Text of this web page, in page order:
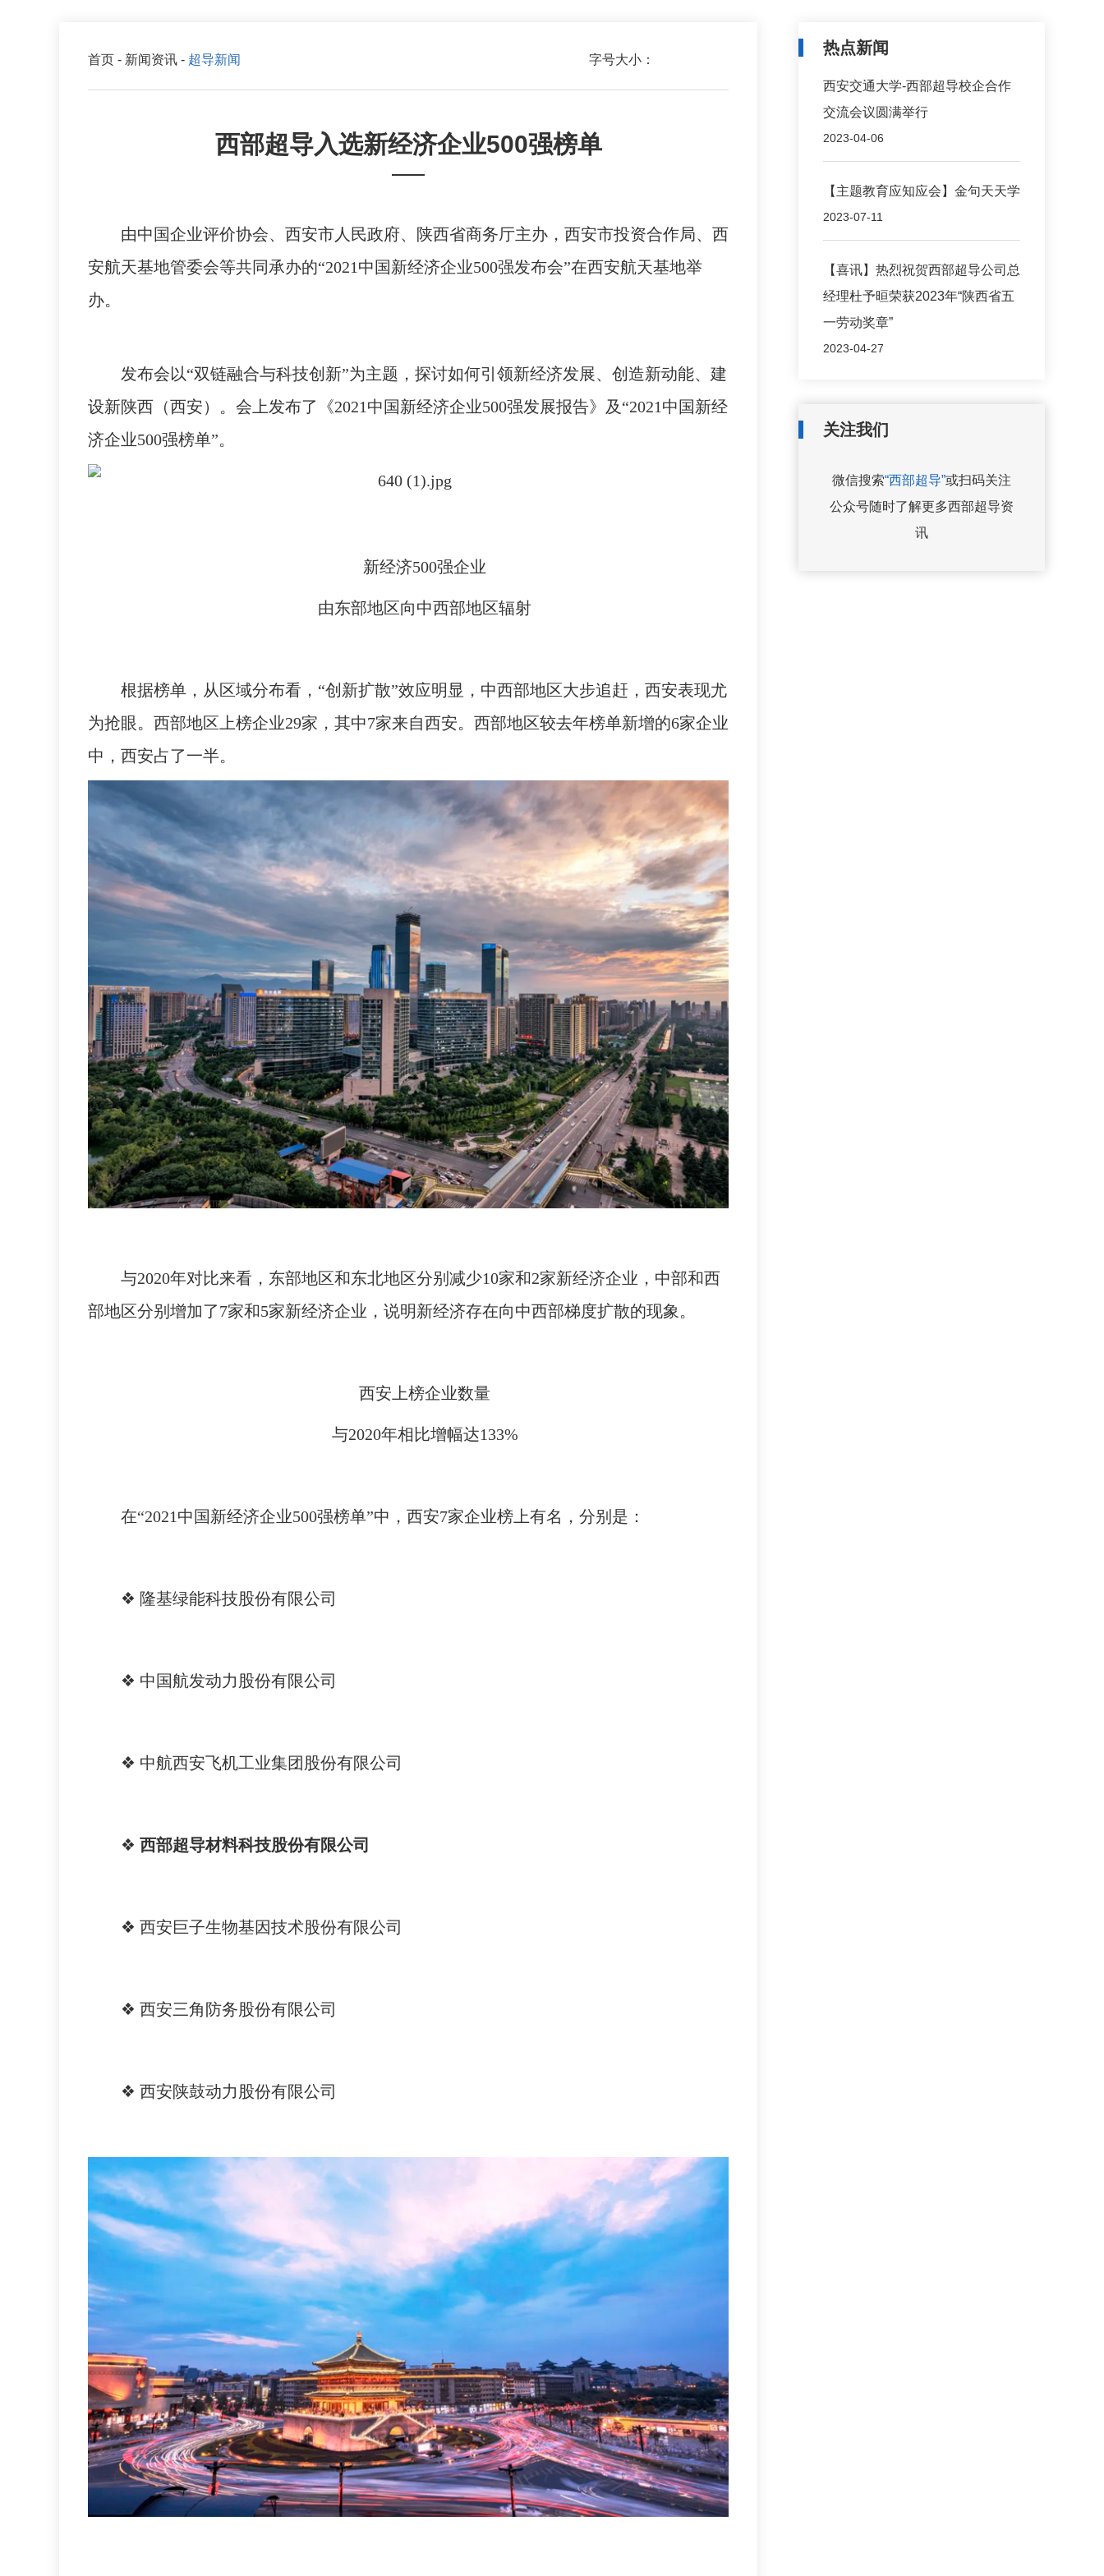
首页 - 新闻资讯 - 超导新闻 字号大小：
西部超导入选新经济企业500强榜单
——
由中国企业评价协会、西安市人民政府、陕西省商务厅主办，西安市投资合作局、西
安航天基地管委会等共同承办的“2021中国新经济企业500强发布会”在西安航天基地举
办。
发布会以“双链融合与科技创新”为主题，探讨如何引领新经济发展、创造新动能、建
设新陕西（西安）。会上发布了《2021中国新经济企业500强发展报告》及“2021中国新经
济企业500强榜单”。
新经济500强企业
由东部地区向中西部地区辐射
根据榜单，从区域分布看，“创新扩散”效应明显，中西部地区大步追赶，西安表现尤
为抢眼。西部地区上榜企业29家，其中7家来自西安。西部地区较去年榜单新增的6家企业
中，西安占了一半。
与2020年对比来看，东部地区和东北地区分别减少10家和2家新经济企业，中部和西
部地区分别增加了7家和5家新经济企业，说明新经济存在向中西部梯度扩散的现象。
西安上榜企业数量
与2020年相比增幅达133%
在“2021中国新经济企业500强榜单”中，西安7家企业榜上有名，分别是：
❖ 隆基绿能科技股份有限公司
❖ 中国航发动力股份有限公司
❖ 中航西安飞机工业集团股份有限公司
❖ 西部超导材料科技股份有限公司
❖ 西安巨子生物基因技术股份有限公司
❖ 西安三角防务股份有限公司
❖ 西安陕鼓动力股份有限公司
热点新闻
西安交通大学-西部超导校企合作
交流会议圆满举行
2023-04-06
​【主题教育应知应会】金句天天学
2023-07-11
【喜讯】热烈祝贺西部超导公司总
经理杜予晅荣获2023年“陕西省五
一劳动奖章”
2023-04-27
关注我们
微信搜索“西部超导”或扫码关注
公众号随时了解更多西部超导资
讯